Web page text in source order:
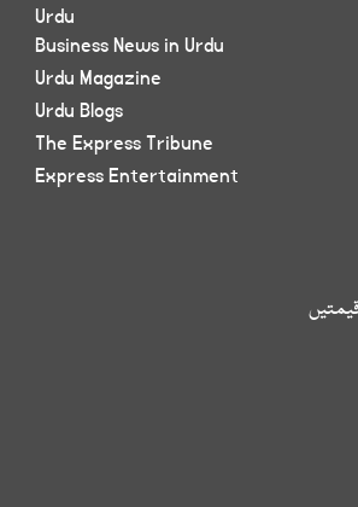
Urdu
Business News in Urdu
Urdu Magazine
Urdu Blogs
The Express Tribune
Express Entertainment